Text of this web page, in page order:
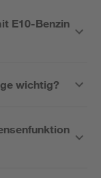
E10-Benzin
wichtig?